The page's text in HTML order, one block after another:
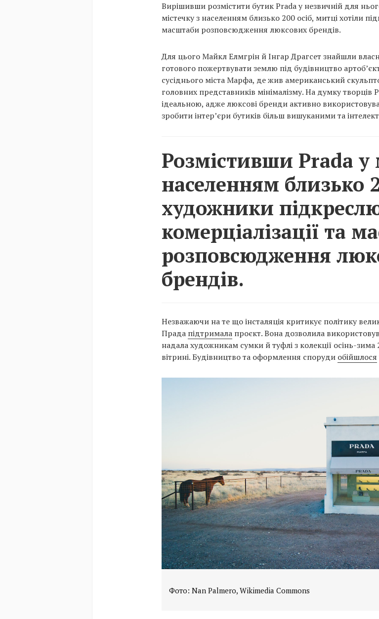
Вирішивши розмістити бутик Prada у незвичній для
містечку з населенням близько 200 осіб, митці хотіли
масштаби розповсюдження люксових брендів.
Для цього Майкл Елмгрін й Інгар Драгсет знайшли
готового пожертвувати землю під будівництво
сусіднього міста Марфа, де жив американський
головних представників мінімалізму. На думку творців
ідеальною, адже люксові бренди активно
зробити інтер’єри бутиків більш вишуканими та
Розмістивши Prada у
населенням близько
художники
комерціалізації та
розповсюдження
брендів.
Незважаючи на те що інсталяція критикує політику
Прада підтримала проєкт. Вона дозволила
надала художникам сумки й туфлі з колекції осінь-
вітрині. Будівництво та оформлення споруди обійшлося
Фото: Nan Palmero, Wikimedia Commons